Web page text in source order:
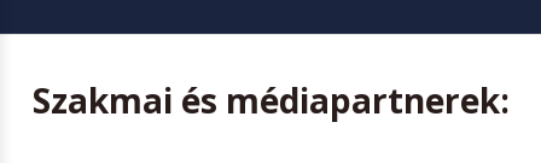
Szakmai és médiapartnerek: